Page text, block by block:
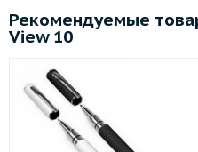
Рекомендуемые
View 10